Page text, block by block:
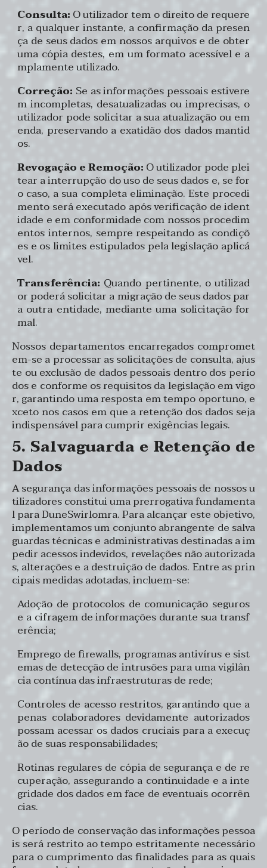
Consulta: O utilizador tem o direito de requere
r, a qualquer instante, a confirmação da presen
ça de seus dados em nossos arquivos e de obter
uma cópia destes, em um formato acessível e a
mplamente utilizado.
Correção: Se as informações pessoais estivere
m incompletas, desatualizadas ou imprecisas, o
utilizador pode solicitar a sua atualização ou em
enda, preservando a exatidão dos dados mantid
os.
Revogação e Remoção: O utilizador pode plei
tear a interrupção do uso de seus dados e, se for
o caso, a sua completa eliminação. Este procedi
mento será executado após verificação de ident
idade e em conformidade com nossos procedim
entos internos, sempre respeitando as condiçõ
es e os limites estipulados pela legislação aplicá
vel.
Transferência: Quando pertinente, o utilizad
or poderá solicitar a migração de seus dados par
a outra entidade, mediante uma solicitação for
mal.
Nossos departamentos encarregados compromet
em-se a processar as solicitações de consulta, ajus
te ou exclusão de dados pessoais dentro dos perío
dos e conforme os requisitos da legislação em vigo
r, garantindo uma resposta em tempo oportuno, e
xceto nos casos em que a retenção dos dados seja
indispensável para cumprir exigências legais.
5. Salvaguarda e Retenção de
Dados
A segurança das informações pessoais de nossos u
tilizadores constitui uma prerrogativa fundamenta
l para DuneSwirlomra. Para alcançar este objetivo,
implementamos um conjunto abrangente de salva
guardas técnicas e administrativas destinadas a im
pedir acessos indevidos, revelações não autorizada
s, alterações e a destruição de dados. Entre as prin
cipais medidas adotadas, incluem-se:
Adoção de protocolos de comunicação seguros
e a cifragem de informações durante sua transf
erência;
Emprego de firewalls, programas antivírus e sist
emas de detecção de intrusões para uma vigilân
cia contínua das infraestruturas de rede;
Controles de acesso restritos, garantindo que a
penas colaboradores devidamente autorizados
possam acessar os dados cruciais para a execuç
ão de suas responsabilidades;
Rotinas regulares de cópia de segurança e de re
cuperação, assegurando a continuidade e a inte
gridade dos dados em face de eventuais ocorrên
cias.
O período de conservação das informações pessoa
is será restrito ao tempo estritamente necessário
para o cumprimento das finalidades para as quais